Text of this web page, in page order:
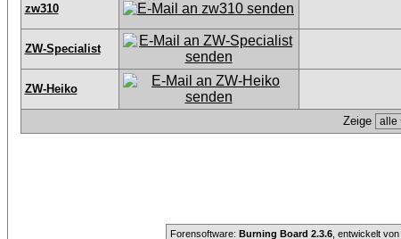
zw310
ZW-Specialist
ZW-Heiko
Zeige
Forensoftware: Burning Board 2.3.6 , entwickelt von